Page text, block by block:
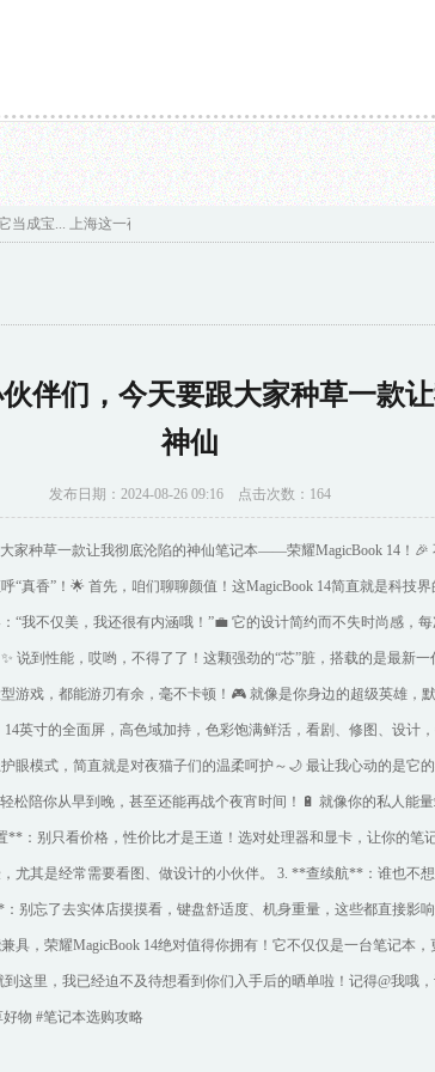
成宝... 上海这一夜:刘亦菲珠圆玉润、张小斐白到发光、王鸥造型翻车
伴们，今天要跟大家种草一款
神仙
发布日期：2024-08-26 09:16 点击次数：164
家种草一款让我彻底沦陷的神仙笔记本——荣耀MagicBook 14！🎉
“真香”！🌟 首先，咱们聊聊颜值！这MagicBook 14简直就是科技
“我不仅美，我还很有内涵哦！”💼 它的设计简约而不失时尚感，
说到性能，哎哟，不得了了！这颗强劲的“芯”脏，搭载的是最新
游戏，都能游刃有余，毫不卡顿！🎮 就像是你身边的超级英雄，
英寸的全面屏，高色域加持，色彩饱满鲜活，看剧、修图、设计
眼模式，简直就是对夜猫子们的温柔呵护～🌙 最让我心动的是它
松陪你从早到晚，甚至还能再战个夜宵时间！🔋 就像你的私人能
**：别只看价格，性价比才是王道！选对处理器和显卡，让你的笔
尤其是经常需要看图、做设计的小伙伴。 3. **查续航**：谁也不
别忘了去实体店摸摸看，键盘舒适度、机身重量，这些都直接影
具，荣耀MagicBook 14绝对值得你拥有！它不仅仅是一台笔记本
这里，我已经迫不及待想看到你们入手后的晒单啦！记得@我哦
好物 #笔记本选购攻略